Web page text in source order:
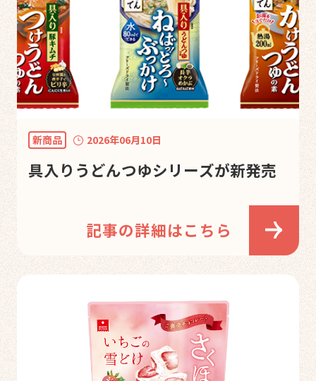
2026年06月10日
新商品
具入りうどんつゆシリーズが新発売
記事の詳細はこちら